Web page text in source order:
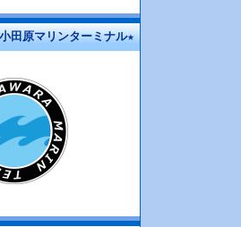
田原マリンターミナル★